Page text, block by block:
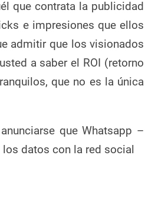
que contrata la publicidad
e impresiones que ellos
admitir que los visionados
a saber el ROI (retorno
que no es la única
que Whatsapp –
datos con la red social